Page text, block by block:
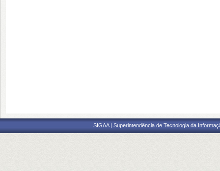
SIGAA | Superintendência de Tecnologia da